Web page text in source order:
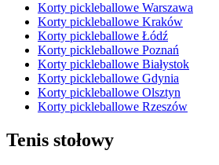
Korty pickleballowe Warszawa
Korty pickleballowe Kraków
Korty pickleballowe Łódź
Korty pickleballowe Poznań
Korty pickleballowe Białystok
Korty pickleballowe Gdynia
Korty pickleballowe Olsztyn
Korty pickleballowe Rzeszów
Tenis stołowy